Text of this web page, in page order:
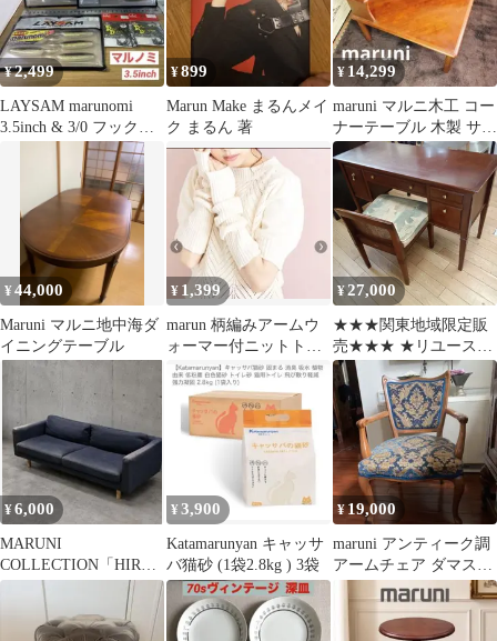
¥2,499
LAYSAM marunomi
3.5inch & 3/0 フックセ
¥899
Marun Make まるんメイ
ク まるん 著
¥14,299
maruni マルニ木工 コー
ナーテーブル 木製 サイ
ドテーブル
¥44,000
Maruni マルニ地中海ダ
イニングテーブル
¥ 1,399
marun 柄編みアームウ
ォーマー付ニットトッ
プス 5L アイボリー
¥27,000
★★★関東地域限定販
売★★★ ★リユースの
サカイつくば店★
maruni マルニ木工 ドレ
ッサー 地中海シリー
ズ 地中海ロイヤル ド
レッサーセット *鏡
無 デスクセット
W110cm×D43ｃｍ×Ｈ
69cm 管理0712-03
¥6,000
MARUNI
COLLECTION「HIROS
HIMA」3人掛けソファ
¥ 3,900
Katamarunyan キャッサ
バ猫砂 (1袋2.8kg ) 3袋
¥19,000
maruni アンティーク調
アームチェア ダマスク